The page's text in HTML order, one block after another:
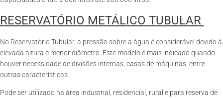
RESERVATÓRIO METÁLICO TUBULAR
No Reservatório Tubular, a pressão sobre a água é considerável devido à
elevada altura e menor diâmetro. Este modelo é mais indicado quando
houver necessidade de divisões internas, casas de máquinas, entre
outras características.
Pode ser utilizado na área industrial, residencial, rural e para reserva de